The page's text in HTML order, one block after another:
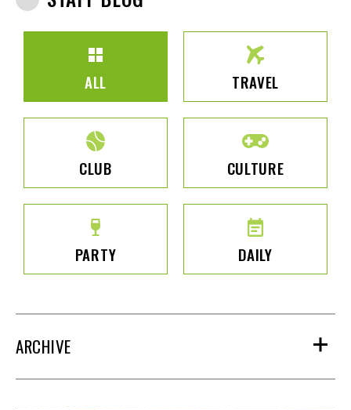
ALL TRAVEL
CLUB CULTURE
PARTY DAILY
ARCHIVE